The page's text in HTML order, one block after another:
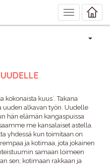
Toggle
navigation
kokonaista kuus`. Takana
uuden alkavan työn. Uudelle
hän elämän kangaspuissa
me kansalaiset astella.
yhdessä kun toimitaan on
ja kotimaa, jota jokainen
samaan loimeen
sen; kotimaan rakkaan ja